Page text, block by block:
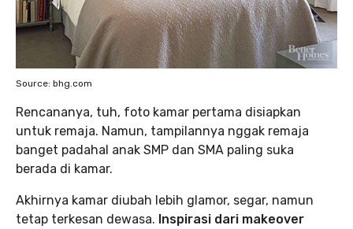
Source: bhg.com
Rencananya, tuh, foto kamar pertama disiapkan
untuk remaja. Namun, tampilannya nggak remaja
banget padahal anak SMP dan SMA paling suka
berada di kamar.
Akhirnya kamar diubah lebih glamor, segar, namun
tetap terkesan dewasa. Inspirasi dari makeover